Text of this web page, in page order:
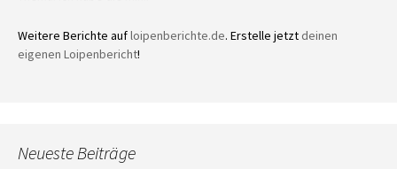
Weitere Berichte aufloipenberichte.de. Erstelle jetzt deinen
eigenen Loipenbericht!
Neueste Beiträge